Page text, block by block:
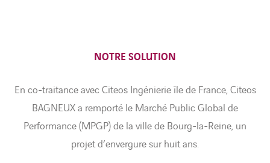
NOTRE SOLUTION
En co-traitance avec Citeos Ingénierie île de France, Citeos
BAGNEUX a remporté le Marché Public Global de
Performance (MPGP) de la ville de Bourg-la-Reine, un
projet d’envergure sur huit ans.